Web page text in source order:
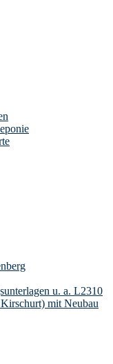
u. a. L2310
mit Neubau